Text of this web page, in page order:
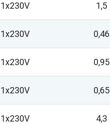
1x230V 1,5
1x230V 0,46
1x230V 0,95
1x230V 0,65
1x230V 4,3